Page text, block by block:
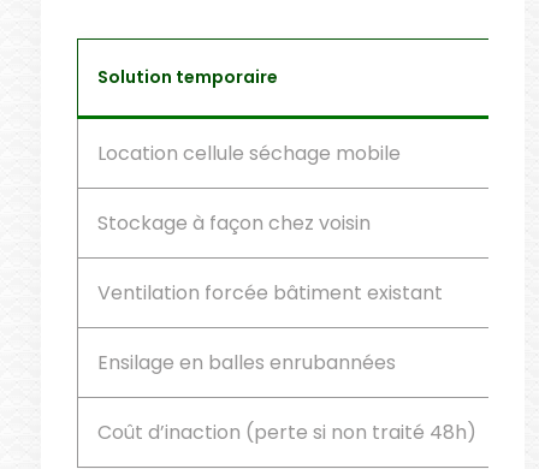
Solution temporaire
Location cellule séchage mobile
Stockage à façon chez voisin
Ventilation forcée bâtiment existant
Ensilage en balles enrubannées
Coût d’inaction (perte si non traité 48h)